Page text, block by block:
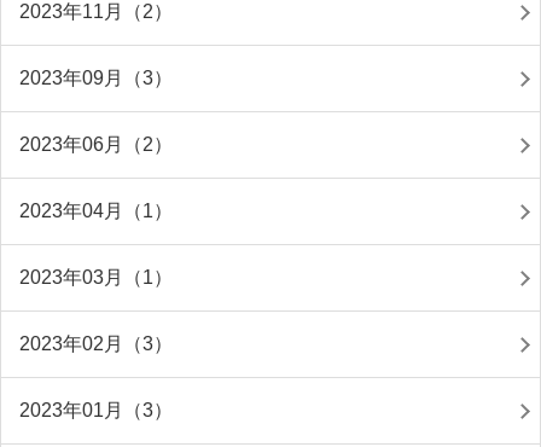
2023年11月（2）
2023年09月（3）
2023年06月（2）
2023年04月（1）
2023年03月（1）
2023年02月（3）
2023年01月（3）